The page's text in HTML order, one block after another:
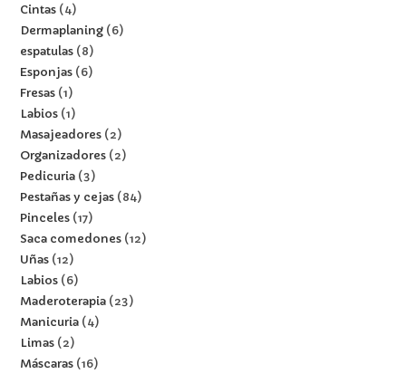
Cintas 4
Dermaplaning 6
espatulas 8
Esponjas 6
Fresas 1
Labios 1
Masajeadores 2
Organizadores 2
Pedicuria 3
Pestañas y cejas 84
Pinceles 17
Saca comedones 12
Uñas 12
Labios 6
Maderoterapia 23
Manicuria 4
Limas 2
Máscaras 16